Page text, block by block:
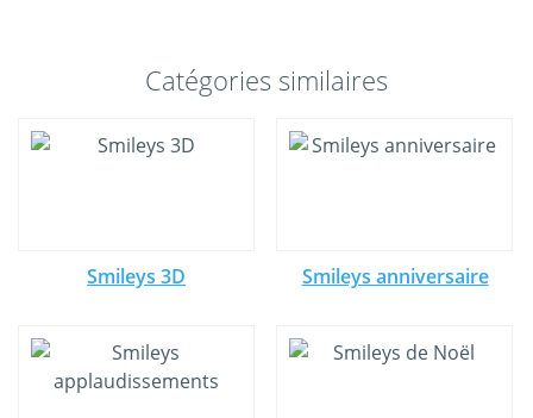
Catégories similaires
Smileys 3D Smileys anniversaire